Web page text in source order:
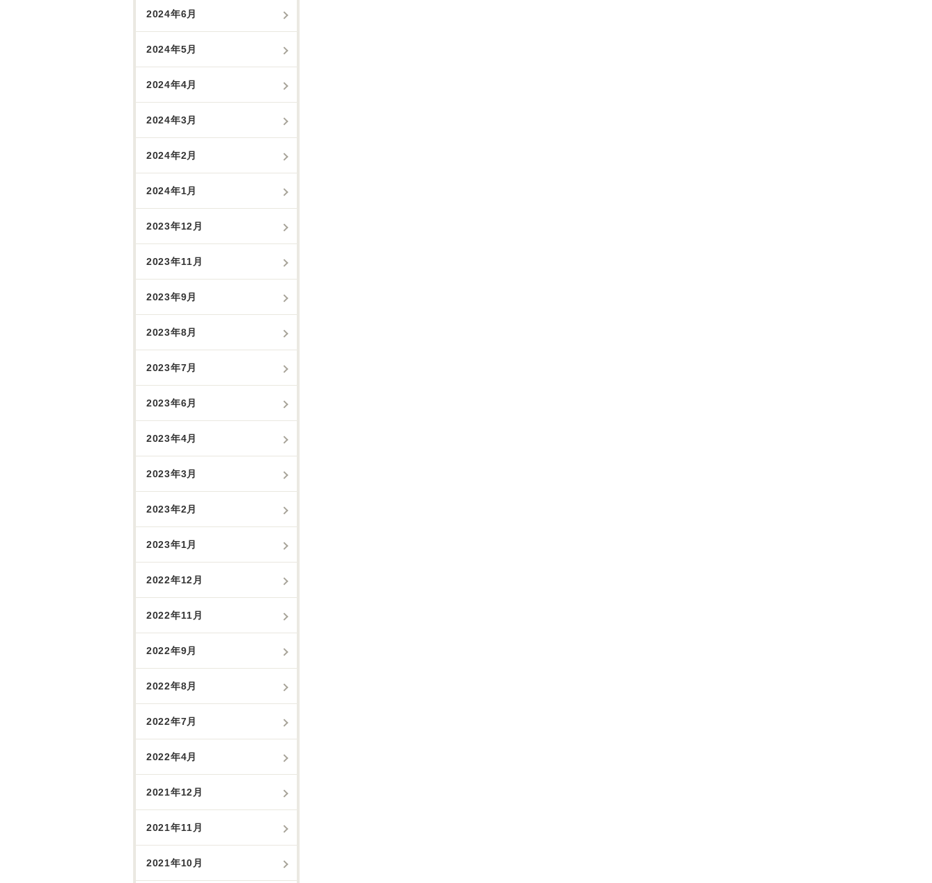
2024年6月
2024年5月
2024年4月
2024年3月
2024年2月
2024年1月
2023年12月
2023年11月
2023年9月
2023年8月
2023年7月
2023年6月
2023年4月
2023年3月
2023年2月
2023年1月
2022年12月
2022年11月
2022年9月
2022年8月
2022年7月
2022年4月
2021年12月
2021年11月
2021年10月